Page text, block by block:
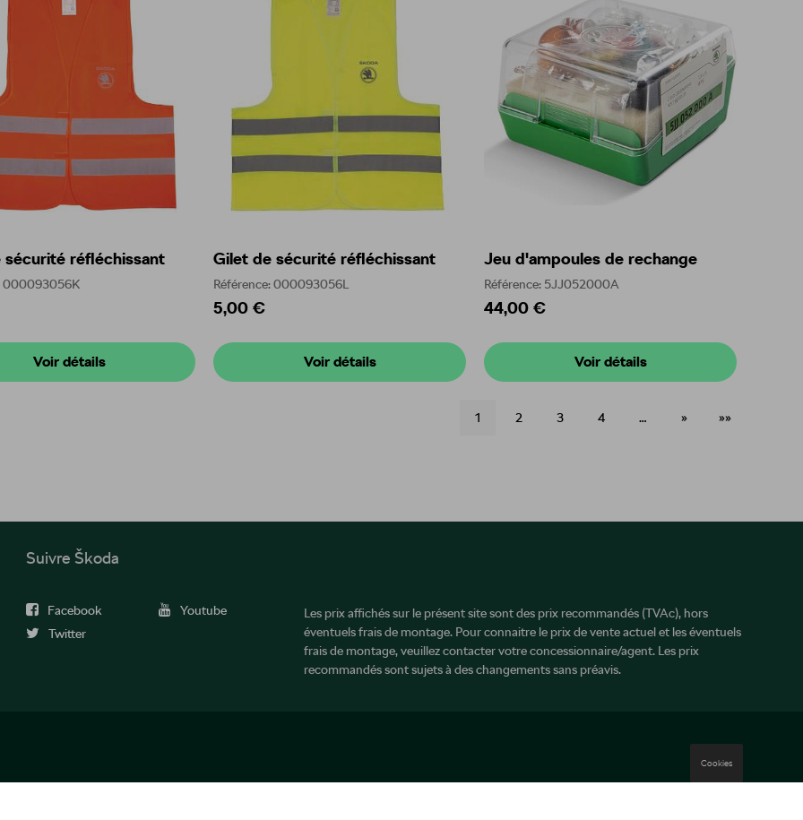
sécurité réfléchissant
000093056K
Voir détails
Gilet de sécurité réfléchissant
Référence: 000093056L
5,00 €
Voir détails
Jeu d'ampoules de rechange
Référence: 5JJ052000A
44,00 €
Voir détails
1 2 3 4 … » »»
Suivre Škoda
Facebook
Youtube
Twitter
Les prix affichés sur le présent site sont des prix recommandés (TVAc), hors
éventuels frais de montage. Pour connaitre le prix de vente actuel et les éventuels
frais de montage, veuillez contacter votre concessionnaire/agent. Les prix
recommandés sont sujets à des changements sans préavis.
Cookies